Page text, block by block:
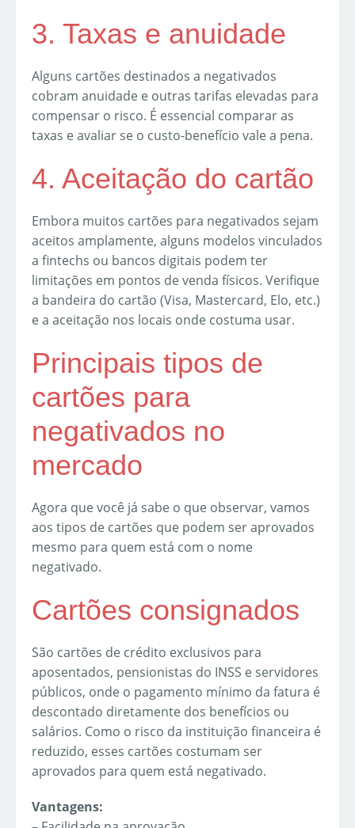
3. Taxas e anuidade
Alguns cartões destinados a negativados
cobram anuidade e outras tarifas elevadas para
compensar o risco. É essencial comparar as
taxas e avaliar se o custo-benefício vale a pena.
4. Aceitação do cartão
Embora muitos cartões para negativados sejam
aceitos amplamente, alguns modelos vinculados
a fintechs ou bancos digitais podem ter
limitações em pontos de venda físicos. Verifique
a bandeira do cartão (Visa, Mastercard, Elo, etc.)
e a aceitação nos locais onde costuma usar.
Principais tipos de
cartões para
negativados no
mercado
Agora que você já sabe o que observar, vamos
aos tipos de cartões que podem ser aprovados
mesmo para quem está com o nome
negativado.
Cartões consignados
São cartões de crédito exclusivos para
aposentados, pensionistas do INSS e servidores
públicos, onde o pagamento mínimo da fatura é
descontado diretamente dos benefícios ou
salários. Como o risco da instituição financeira é
reduzido, esses cartões costumam ser
aprovados para quem está negativado.
Vantagens: